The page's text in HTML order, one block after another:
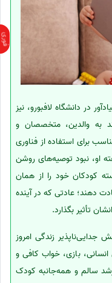
در دانشگاه لافبورو، نیز
به والدین، متخصصان و
برای استفاده از فناوری
او، نبود توصیه‌های روشن
کودکان خود را از همان
دهند؛ عادتی که در آینده
تأثیر بگذارد.
جدایی‌ناپذیر زندگی امروز
بازی، خواب کافی و
سالم و همه‌جانبه کودک